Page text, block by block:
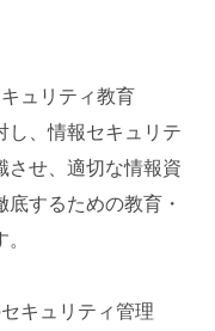
ュリティ教育
し、情報セキュリテ
させ、適切な情報資
底するための教育・
キュリティ管理